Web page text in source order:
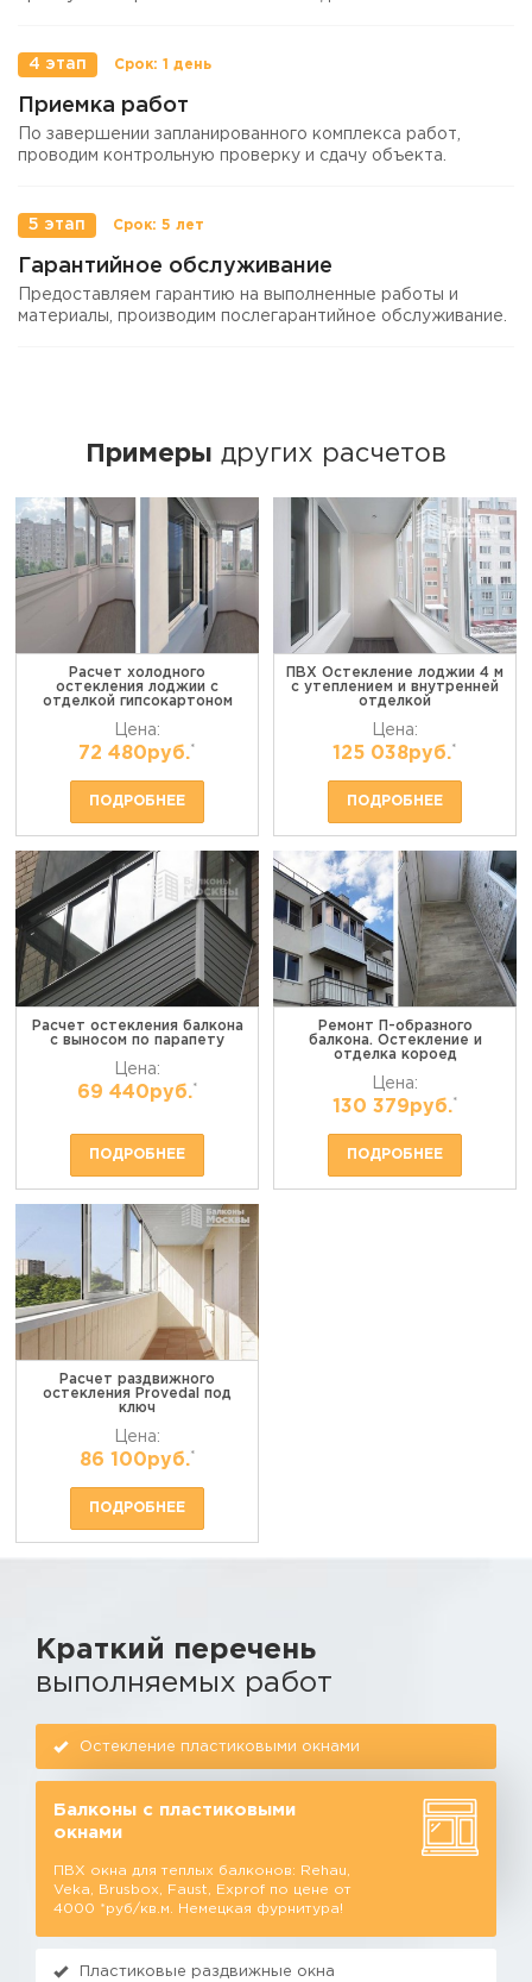
4 этап
Приемка работ
По завершении запланированного комплекса работ,
проводим контрольную проверку и сдачу объекта.
5 этап
Гарантийное обслуживание
Предоставляем гарантию на выполненные работы и
материалы, производим послегарантийное обслуживание.
Примеры других расчетов
Расчет холодного
остекления лоджии с
отделкой гипсокартоном
Цена:
72 480руб.*
ПОДРОБНЕЕ
ПВХ Остекление лоджии 4 м
с утеплением и внутренней
отделкой
Цена:
125 038руб.*
ПОДРОБНЕЕ
Расчет остекления балкона
с выносом по парапету
Цена:
69 440руб.*
ПОДРОБНЕЕ
Ремонт П-образного
балкона. Остекление и
отделка короед
Цена:
130 379руб.*
ПОДРОБНЕЕ
Расчет раздвижного
остекления Provedal под
ключ
Цена:
86 100руб.*
ПОДРОБНЕЕ
Краткий перечень
выполняемых работ
Остекление пластиковыми окнами
Балконы с пластиковыми
окнами
ПВХ окна для теплых балконов: Rehau,
Veka, Brusbox, Faust, Exprof по цене от
4000 *руб/кв.м. Немецкая фурнитура!
Пластиковые раздвижные окна